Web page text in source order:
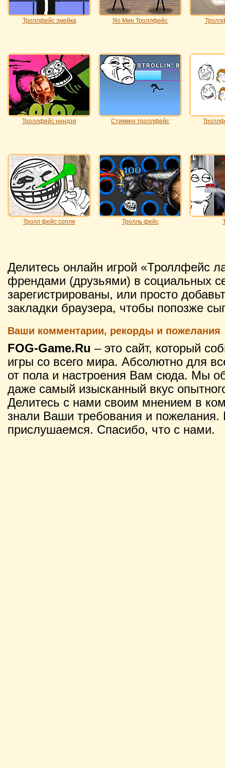
Троллфейс змейка Яо Мин Троллфейс
Троллфейс ниндзя Стикмен троллфейс
Тролл фейс сопля Тролль фейс
Делитесь онлайн игрой «Троллфейс
френдами (друзьями) в социальных
зарегистрированы, или просто
закладки браузера, чтобы попозже
Ваши комментарии, рекорды и пожелания
FOG-Game.Ru – это сайт, который
игры со всего мира. Абсолютно для
от пола и настроения Вам сюда. Мы
даже самый изысканный вкус
Делитесь с нами своим мнением в
знали Ваши требования и
прислушаемся. Спасибо, что с нами.